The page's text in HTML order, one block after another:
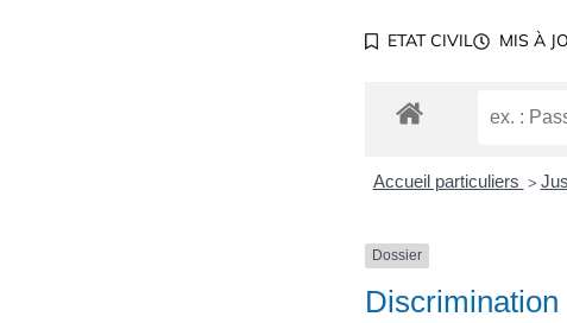
ETAT CIVIL MIS À
Accueil particuliers >
Dossier
Discrimination